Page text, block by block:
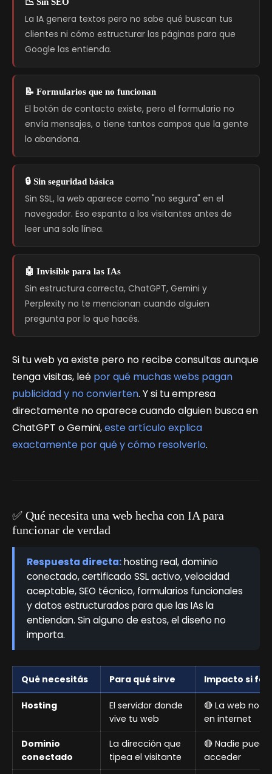
La IA genera textos pero no sabe qué buscan tus
clientes ni cómo estructurar las páginas para que
Google las entienda.
📝 Formularios que no funcionan
El botón de contacto existe, pero el formulario no
envía mensajes, o tiene tantos campos que la gente
lo abandona.
🔒 Sin seguridad básica
Sin SSL, la web aparece como "no segura" en el
navegador. Eso espanta a los visitantes antes de
leer una sola línea.
🤖 Invisible para las IAs
Sin estructura correcta, ChatGPT, Gemini y
Perplexity no te mencionan cuando alguien
pregunta por lo que hacés.
Si tu web ya existe pero no recibe consultas aunque
tenga visitas, leé por qué muchas webs pagan
publicidad y no convierten. Y si tu empresa
directamente no aparece cuando alguien busca en
ChatGPT o Gemini,este artículo explica
exactamente por qué y cómo resolverlo.
✅ Qué necesita una web hecha con IA para
funcionar de verdad
Respuesta directa:hosting real, dominio
conectado, certificado SSL activo, velocidad
aceptable, SEO técnico, formularios funcionales
y datos estructurados para que las IAs la
entiendan. Sin alguno de estos, el diseño no
importa.
Qué necesitás Para qué sirve Impacto si
Hosting
El servidor donde
vive tu web
🔴 La web no
en internet
Dominio
conectado
La dirección que
tipea el visitante
🔴 Nadie puede
acceder